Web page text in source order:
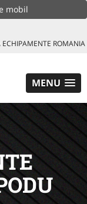
mobil
ROMANIA
MENU